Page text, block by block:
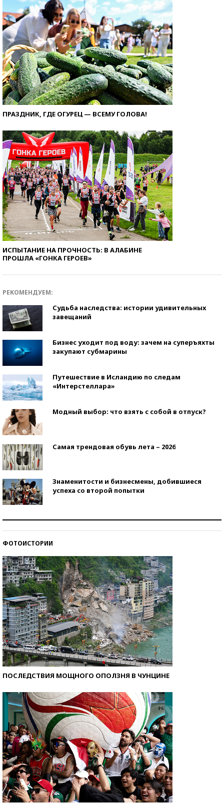
ПРАЗДНИК, ГДЕ ОГУРЕЦ — ВСЕМУ ГОЛОВА!
ИСПЫТАНИЕ НА ПРОЧНОСТЬ: В АЛАБИНЕ
ПРОШЛА «ГОНКА ГЕРОЕВ»
РЕКОМЕНДУЕМ:
Судьба наследства: истории удивительных
завещаний
Бизнес уходит под воду: зачем на суперъяхты
закупают субмарины
Путешествие в Исландию по следам
«Интерстеллара»
Модный выбор: что взять с собой в отпуск?
Самая трендовая обувь лета – 2026
Знаменитости и бизнесмены, добившиеся
успеха со второй попытки
ФОТОИСТОРИИ
ПОСЛЕДСТВИЯ МОЩНОГО ОПОЛЗНЯ В ЧУНЦИНЕ